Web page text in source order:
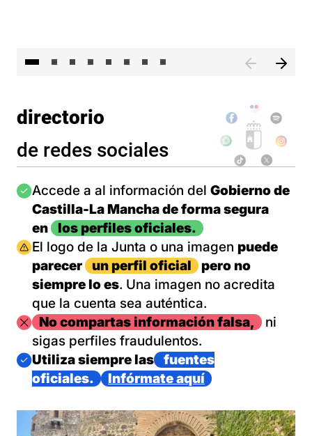
directorio
de redes sociales
Imagen
Accede a al información del Gobierno de
Castilla-La Mancha de forma segura
en
los perfiles oficiales.
Imagen
El logo de la Junta o una imagen puede
parecer
un perfil oficial
pero no
siempre lo es. Una imagen no acredita
que la cuenta sea auténtica.
ImagenNo compartas información falsa,
ni
sigas perfiles fraudulentos.
Imagen
Utiliza siempre las
fuentes
oficiales.
Infórmate aquí